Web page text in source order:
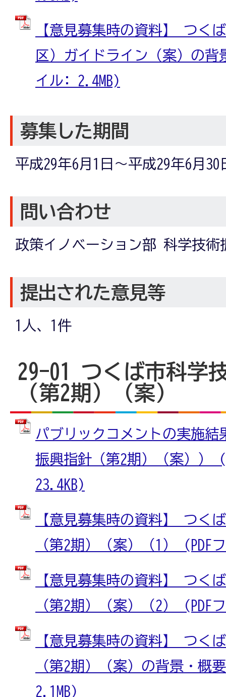
【意見募集時の資料】 つく
区）ガイドライン（案）の背
イル: 2.4MB)
募集した期間
平成29年6月1日～平成29年6月30
問い合わせ
政策イノベーション部 科学技術
提出された意見等
1人、1件
29-01 つくば市科学
（第2期）（案）
パブリックコメントの実施結
振興指針（第2期）（案））
23.4KB)
【意見募集時の資料】 つく
（第2期）（案）（1） (PDF
【意見募集時の資料】 つく
（第2期）（案）（2） (PDF
【意見募集時の資料】 つく
（第2期）（案）の背景・概
2.1MB)